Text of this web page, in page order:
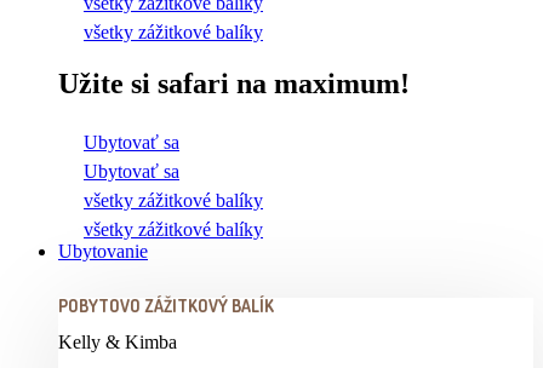
všetky zážitkové balíky
Užite si safari na maximum!
Ubytovať sa
Ubytovať sa
všetky zážitkové balíky
všetky zážitkové balíky
Ubytovanie
POBYTOVO ZÁŽITKOVÝ BALÍK
Kelly & Kimba